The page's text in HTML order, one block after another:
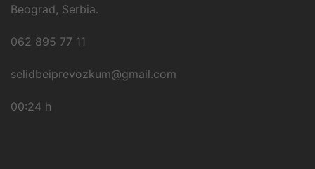
Beograd, Serbia.
062 895 77 11
selidbeiprevozkum@gmail.com
00:24 h